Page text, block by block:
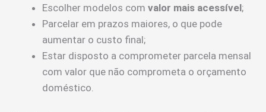
Escolher modelos com valor mais acessível;
Parcelar em prazos maiores, o que pode
aumentar o custo final;
Estar disposto a comprometer parcela mensal
com valor que não comprometa o orçamento
doméstico.